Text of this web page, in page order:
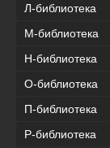
Л-библиотека
М-библиотека
Н-библиотека
О-библиотека
П-библиотека
Р-библиотека